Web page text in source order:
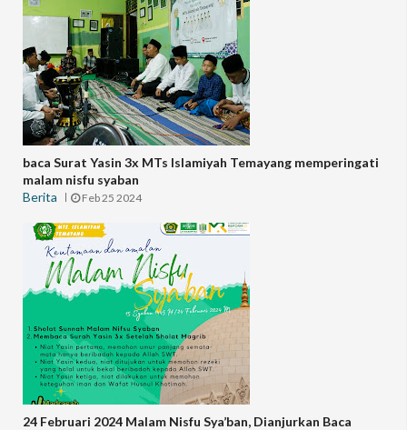
baca Surat Yasin 3x MTs Islamiyah Temayang memperingati
malam nisfu syaban
Berita
Feb 25 2024
24 Februari 2024 Malam Nisfu Sya’ban, Dianjurkan Baca